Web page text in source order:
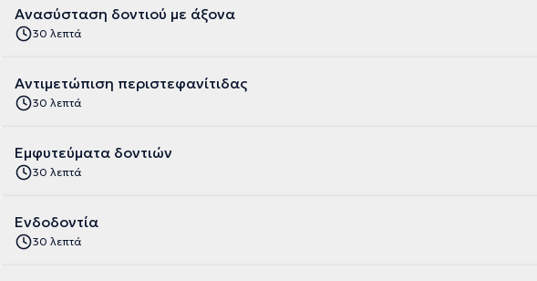
Ανασύσταση δοντιού με άξονα
30 λεπτά
Αντιμετώπιση περιστεφανίτιδας
30 λεπτά
Εμφυτεύματα δοντιών
30 λεπτά
Ενδοδοντία
30 λεπτά